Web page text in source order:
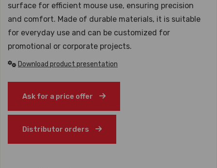
surface for efficient mouse use, ensuring precision
and comfort. Made of durable materials, it is suitable
for everyday use and can be customized for
promotional or corporate projects.
Download product presentation
Ask for a price offer
Distributor orders